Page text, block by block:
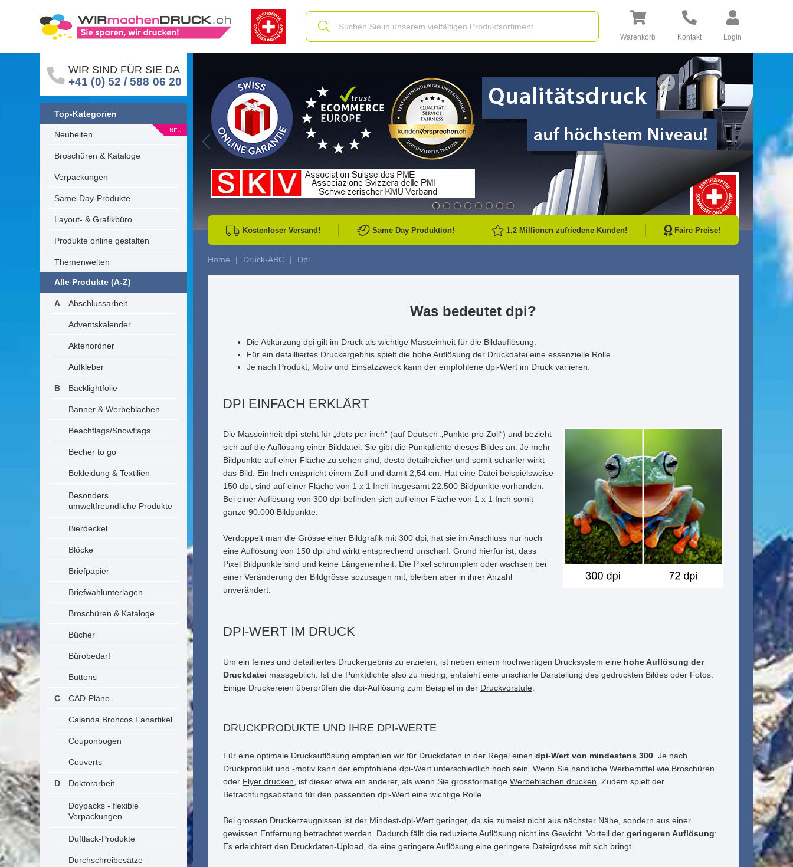
Warenkorb Kontakt Login
WIR SIND FÜR SIE DA
+41 (0) 52 / 588 06 20
Top-Kategorien
Neuheiten
Broschüren & Kataloge
Verpackungen
Same-Day-Produkte
Layout- & Grafikbüro
Produkte online gestalten
Themenwelten
Alle Produkte (A-Z)
Abschlussarbeit
Adventskalender
Aktenordner
Aufkleber
Backlightfolie
Banner & Werbeblachen
Beachflags/Snowflags
Becher to go
Bekleidung & Textilien
Besonders
umweltfreundliche Produkte
Bierdeckel
Blöcke
Briefpapier
Briefwahlunterlagen
Broschüren & Kataloge
Bücher
Bürobedarf
Buttons
CAD-Pläne
Calanda Broncos Fanartikel
Couponbogen
Couverts
Doktorarbeit
Doypacks - flexible
Verpackungen
Duftlack-Produkte
Durchschreibesätze
Go to Previous Slide Go to Next
Kostenloser Versand! Same Day Produktion! 1,2 Millionen zufriedene Kunden! Faire Preise!
Home Druck-ABC Dpi
Was bedeutet dpi?
Die Abkürzung dpi gilt im Druck als wichtige Masseinheit für die Bildauflösung.
Für ein detailliertes Druckergebnis spielt die hohe Auflösung der Druckdatei eine essenzielle Rolle.
Je nach Produkt, Motiv und Einsatzzweck kann der empfohlene dpi-Wert im Druck variieren.
DPI EINFACH ERKLÄRT
Die Masseinheit dpi steht für „dots per inch“ (auf Deutsch „Punkte pro Zoll“) und bezieht
sich auf die Auflösung einer Bilddatei. Sie gibt die Punktdichte dieses Bildes an: Je mehr
Bildpunkte auf einer Fläche zu sehen sind, desto detailreicher und somit schärfer wirkt
das Bild. Ein Inch entspricht einem Zoll und damit 2,54 cm. Hat eine Datei beispielsweise
150 dpi, sind auf einer Fläche von 1 x 1 Inch insgesamt 22.500 Bildpunkte vorhanden.
Bei einer Auflösung von 300 dpi befinden sich auf einer Fläche von 1 x 1 Inch somit
ganze 90.000 Bildpunkte.
Verdoppelt man die Grösse einer Bildgrafik mit 300 dpi, hat sie im Anschluss nur noch
eine Auflösung von 150 dpi und wirkt entsprechend unscharf. Grund hierfür ist, dass
Pixel Bildpunkte sind und keine Längeneinheit. Die Pixel schrumpfen oder wachsen bei
einer Veränderung der Bildgrösse sozusagen mit, bleiben aber in ihrer Anzahl
unverändert.
DPI-WERT IM DRUCK
Um ein feines und detailliertes Druckergebnis zu erzielen, ist neben einem hochwertigen Drucksystem eine hohe Auflösung der
Druckdatei massgeblich. Ist die Punktdichte also zu niedrig, entsteht eine unscharfe Darstellung des gedruckten Bildes oder Fotos.
Einige Druckereien überprüfen die dpi-Auflösung zum Beispiel in der Druckvorstufe
DRUCKPRODUKTE UND IHRE DPI-WERTE
Für eine optimale Druckauflösung empfehlen wir für Druckdaten in der Regel einen dpi-Wert von mindestens 300 . Je nach
Druckprodukt und -motiv kann der empfohlene dpi-Wert unterschiedlich hoch sein. Wenn Sie handliche Werbemittel wie Broschüren
oder Flyer drucken , ist dieser etwa ein anderer, als wenn Sie grossformatige Werbeblachen drucken . Zudem spielt der
Betrachtungsabstand für den passenden dpi-Wert eine wichtige Rolle.
Bei grossen Druckerzeugnissen ist der Mindest-dpi-Wert geringer, da sie zumeist nicht aus nächster Nähe, sondern aus einer
gewissen Entfernung betrachtet werden. Dadurch fällt die reduzierte Auflösung nicht ins Gewicht. Vorteil der geringeren Auflösung:
Es erleichtert den Druckdaten-Upload, da eine geringere Auflösung eine geringere Dateigrösse mit sich bringt.